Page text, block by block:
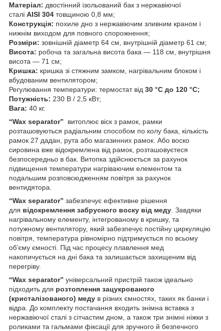
Матеріал: двостінний ізольований бак з нержавіючої
сталі AISI 304 товщиною 0,8 мм;
Конструкція: похиле дно з нержавіючим зливним краном і
нижнім виходом для повного спорожнення;
Розміри: зовнішній діаметр 64 см, внутрішній діаметр 61 см;
Висота: робоча та загальна висота бака — 118 см, внутрішня
висота — 71 см;
Кришка: кришка зі стяжним замком, нагрівальним блоком і
вбудованим вентилятором;
Регулювання температури: термостат від 30 °C до 120 °C;
Потужність: 230 В / 2,5 кВт;
Вага: 40 кг.
“Wax separator”
витоплює віск з рамок, рамки
розташовуються радіальним способом по колу бака, кількість
рамок 27 дадан, рута або магазинних рамок. Або воско
сировина вже відокремлена від рамок, розташовуєтеся
безпосередньо в бак. Витопка здійснюється за рахунок
підвищення температури нагріваючим елементом та
подальшим розповсюдженням повітря за рахунок
вентидятора.
“Wax separator” забезпечує ефективне рішення
для відокремлення забрусного воску від меду . Завдяки
нагрівальному елементу, інтегрованому в кришку, та
потужному вентилятору, який забезпечує постійну циркуляцію
повітря, температура рівномірно підтримується по всьому
об’єму ємності. Під час процесу плавлення мед
накопичується на дні бака та залишається захищеним від
перегріву.
“Wax separator” універсальний пристрій також ідеально
підходить для розтоплення зацукрованого
(кристалізованого) меду в різних ємностях, таких як банки і
відра. До комплекту постачання входить знімна вставка з
нержавіючої сталі з сітчастим дном, а також три знімні ніжки з
роликами та гальмами фіксації для зручного й безпечного